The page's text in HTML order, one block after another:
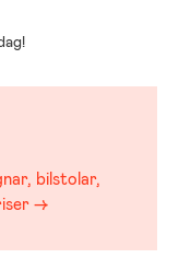
bilstolar,
→